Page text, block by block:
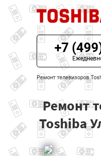
ЦЕНЫ НА РЕМОНТ
О СЕРВИСЕ
МОДЕЛИ TOSHIBA
НАШИ КОНТАКТЫ
+7
Ремонт телевизоров
Ремонт
Toshiba